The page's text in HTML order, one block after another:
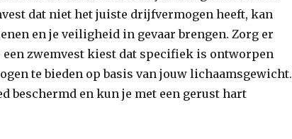
dat niet het juiste drijfvermogen heeft, kan
en je veiligheid in gevaar brengen. Zorg er
zwemvest kiest dat specifiek is ontworpen
te bieden op basis van jouw lichaamsgewicht.
beschermd en kun je met een gerust hart